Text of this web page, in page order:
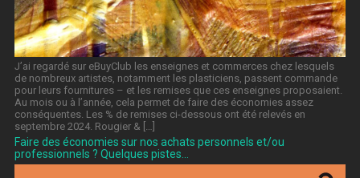
J’ai regardé sur eBuyClub les enseignes et commerces chez lesquels
de nombreux artistes, notamment les plasticiens, passent commande
pour leurs fournitures – et les remises que ces enseignes proposaient.
Au mois ou à l’année, cela permet de faire des économies assez
conséquentes. Les % de remises ci-dessous ont été relevés en
septembre 2024. Rougier & […]
Faire des économies sur nos achats personnels et/ou
professionnels ? Quelques pistes…